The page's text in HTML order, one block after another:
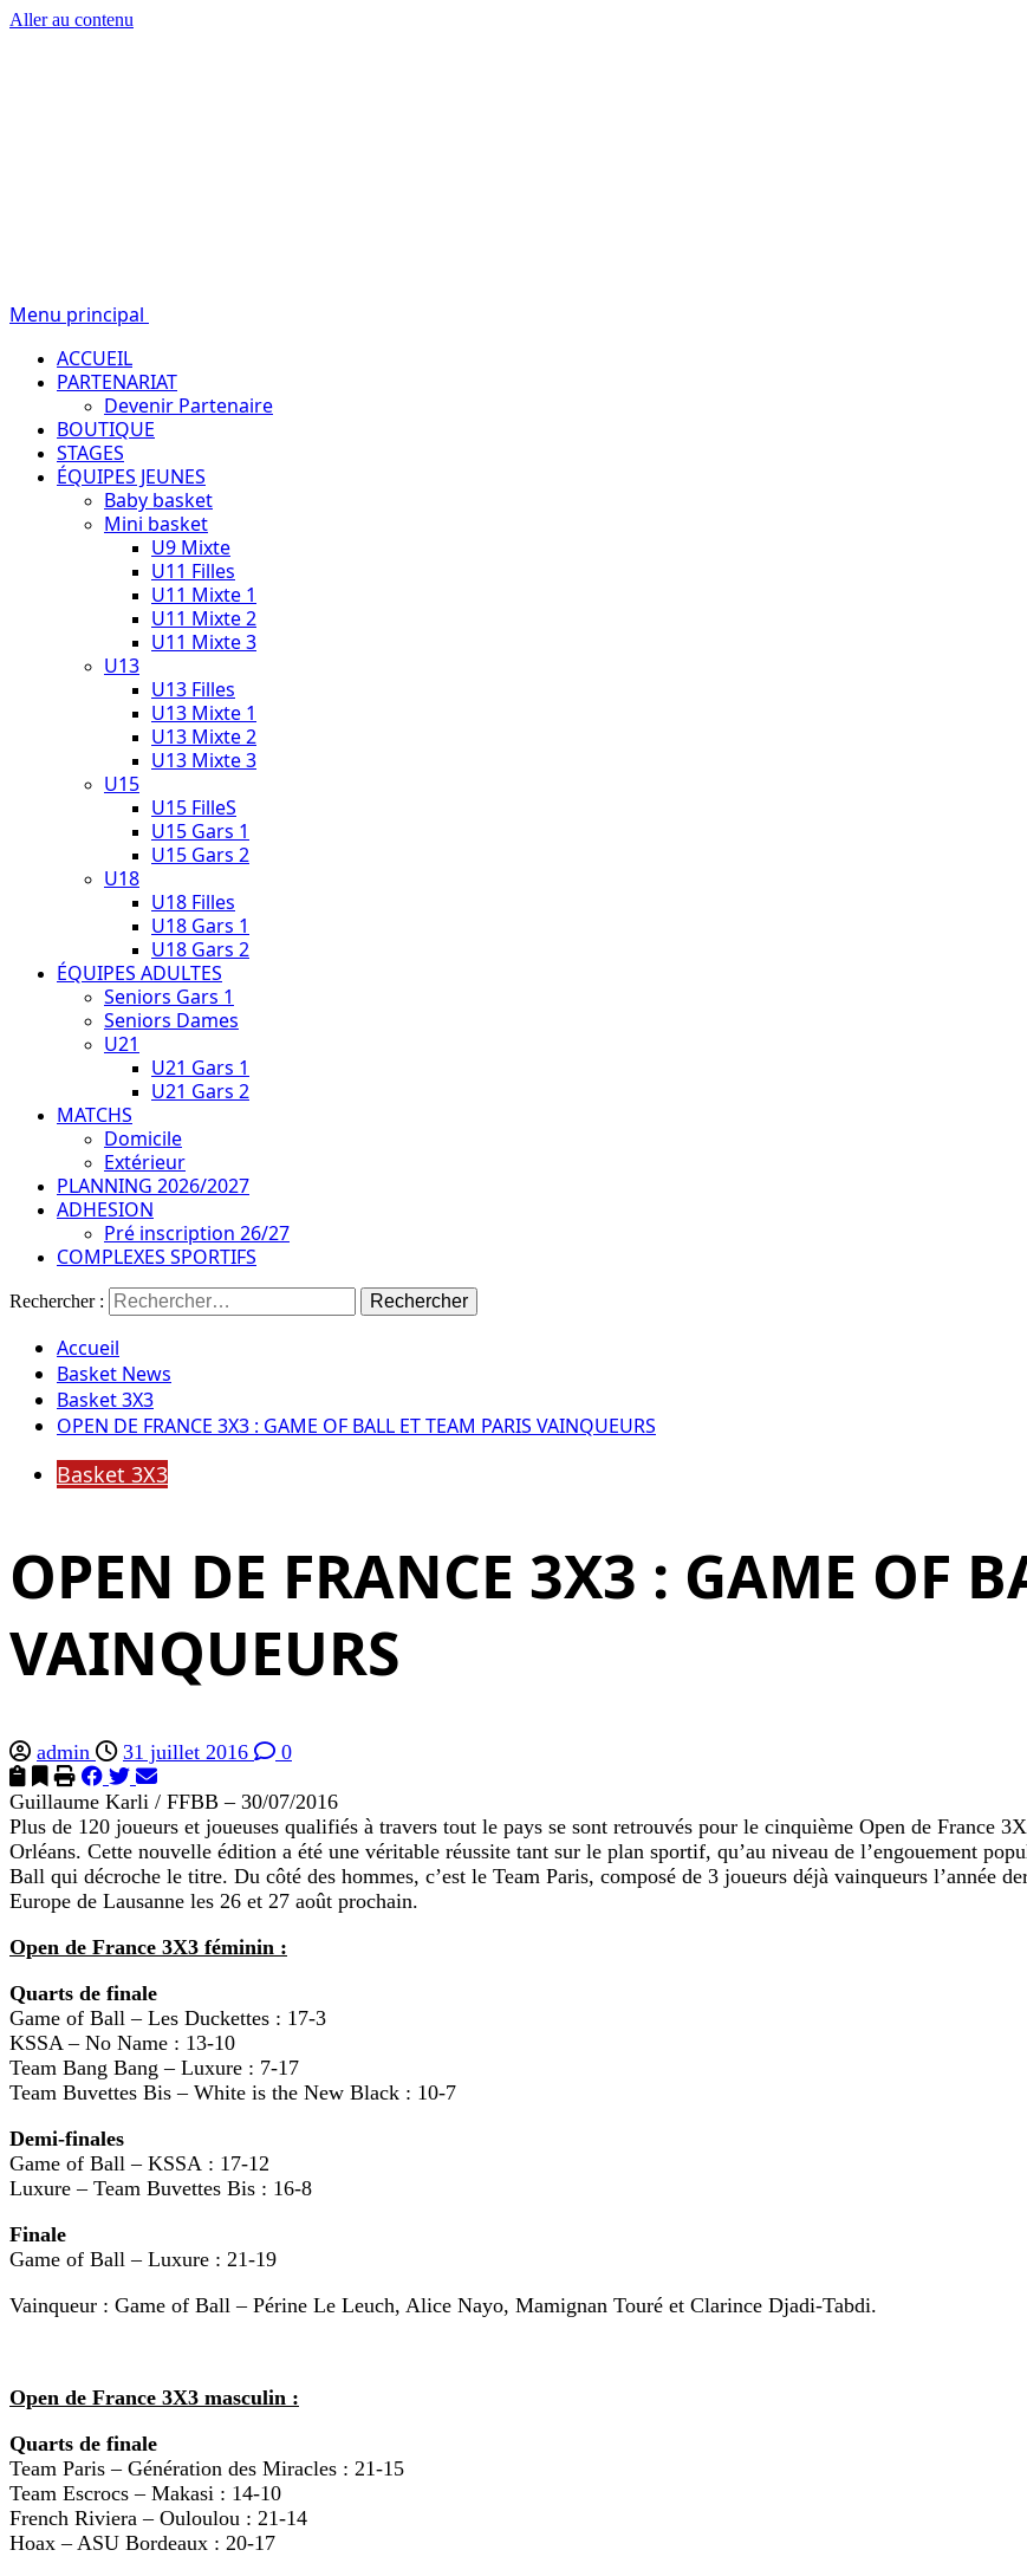
Aller au contenu
Menu principal
ACCUEIL
PARTENARIAT
Devenir Partenaire
BOUTIQUE
STAGES
ÉQUIPES JEUNES
Baby basket
Mini basket
U9 Mixte
U11 Filles
U11 Mixte 1
U11 Mixte 2
U11 Mixte 3
U13
U13 Filles
U13 Mixte 1
U13 Mixte 2
U13 Mixte 3
U15
U15 FilleS
U15 Gars 1
U15 Gars 2
U18
U18 Filles
U18 Gars 1
U18 Gars 2
ÉQUIPES ADULTES
Seniors Gars 1
Seniors Dames
U21
U21 Gars 1
U21 Gars 2
MATCHS
Domicile
Extérieur
PLANNING 2026/2027
ADHESION
Pré inscription 26/27
COMPLEXES SPORTIFS
Rechercher :
Accueil
Basket News
Basket 3X3
OPEN DE FRANCE 3X3 : GAME OF BALL ET TEAM PARIS VAINQUEURS
Basket 3X3
OPEN DE FRANCE 3X3 : GAME OF
VAINQUEURS
admin 31 juillet 2016 0
Guillaume Karli / FFBB – 30/07/2016
Plus de 120 joueurs et joueuses qualifiés à travers tout le pays se sont retrouvés pour le cinquième Open de France
Orléans. Cette nouvelle édition a été une véritable réussite tant sur le plan sportif, qu’au niveau de l’engouement
Ball qui décroche le titre. Du côté des hommes, c’est le Team Paris, composé de 3 joueurs déjà vainqueurs l’année
Europe de Lausanne les 26 et 27 août prochain.
Open de France 3X3 féminin :
Quarts de finale
Game of Ball – Les Duckettes : 17-3
KSSA – No Name : 13-10
Team Bang Bang – Luxure : 7-17
Team Buvettes Bis – White is the New Black : 10-7
Demi-finales
Game of Ball – KSSA : 17-12
Luxure – Team Buvettes Bis : 16-8
Finale
Game of Ball – Luxure : 21-19
Vainqueur : Game of Ball – Périne Le Leuch, Alice Nayo, Mamignan Touré et Clarince Djadi-Tabdi.
Open de France 3X3 masculin :
Quarts de finale
Team Paris – Génération des Miracles : 21-15
Team Escrocs – Makasi : 14-10
French Riviera – Ouloulou : 21-14
Hoax – ASU Bordeaux : 20-17